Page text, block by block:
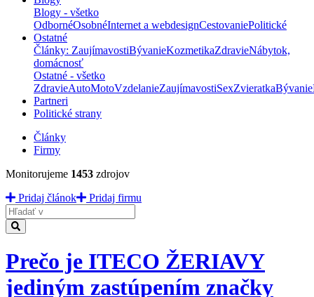
Blogy - všetko
OdbornéOsobnéInternet a webdesignCestovaniePolitické
Ostatné
Články: ZaujímavostiBývanieKozmetikaZdravieNábytok,
domácnosť
Ostatné - všetko
ZdravieAutoMotoVzdelanieZaujímavostiSexZvieratkaBývanie
Partneri
Politické strany
Články
Firmy
Monitorujeme 1453 zdrojov
Pridaj článok
Pridaj firmu
Hladať
Prečo je ITECO ŽERIAVY
jediným zastúpením značky